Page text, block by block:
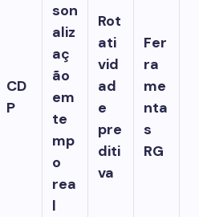
CD
P
son
aliz
aç
ão
em
te
mp
o
rea
l
Rot
ati
vid
ad
e
pre
diti
va
Fer
ra
me
nta
s
RG